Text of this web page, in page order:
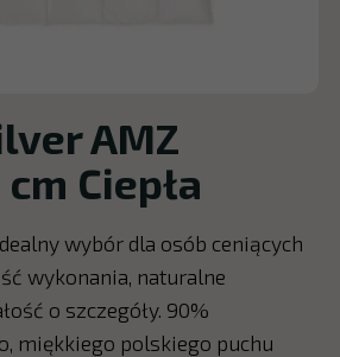
AMZ
Ciepła
wybór dla osób ceniących
wykonania, naturalne
o szczegóły. 90%
miękkiego polskiego puchu